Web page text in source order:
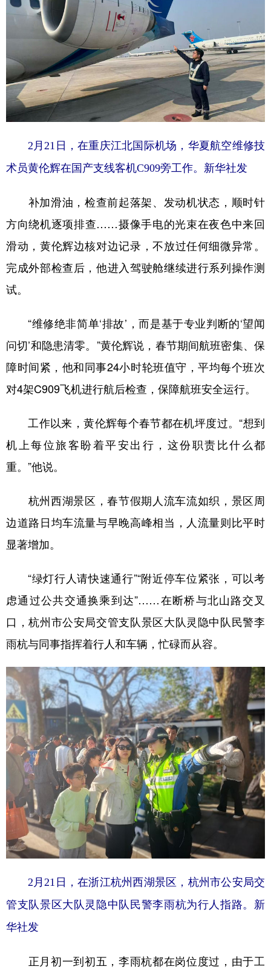
2月21日，在重庆江北国际机场，华夏航空维修技
术员黄伦辉在国产支线客机C909旁工作。新华社发
补加滑油，检查前起落架、发动机状态，顺时针
方向绕机逐项排查……摄像手电的光束在夜色中来回
滑动，黄伦辉边核对边记录，不放过任何细微异常。
完成外部检查后，他进入驾驶舱继续进行系列操作测
试。
“维修绝非简单‘排故’，而是基于专业判断的‘望闻
问切’和隐患清零。”黄伦辉说，春节期间航班密集、保
障时间紧，他和同事24小时轮班值守，平均每个班次
对4架C909飞机进行航后检查，保障航班安全运行。
工作以来，黄伦辉每个春节都在机坪度过。“想到
机上每位旅客盼着平安出行，这份职责比什么都
重。”他说。
杭州西湖景区，春节假期人流车流如织，景区周
边道路日均车流量与早晚高峰相当，人流量则比平时
显著增加。
“绿灯行人请快速通行”“附近停车位紧张，可以考
虑通过公共交通换乘到达”……在断桥与北山路交叉
口，杭州市公安局交管支队景区大队灵隐中队民警李
雨杭与同事指挥着行人和车辆，忙碌而从容。
2月21日，在浙江杭州西湖景区，杭州市公安局交
管支队景区大队灵隐中队民警李雨杭为行人指路。新
华社发
正月初一到初五，李雨杭都在岗位度过，由于工